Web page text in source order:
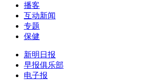
播客
互动新闻
专题
保健
新明日报
早报俱乐部
电子报